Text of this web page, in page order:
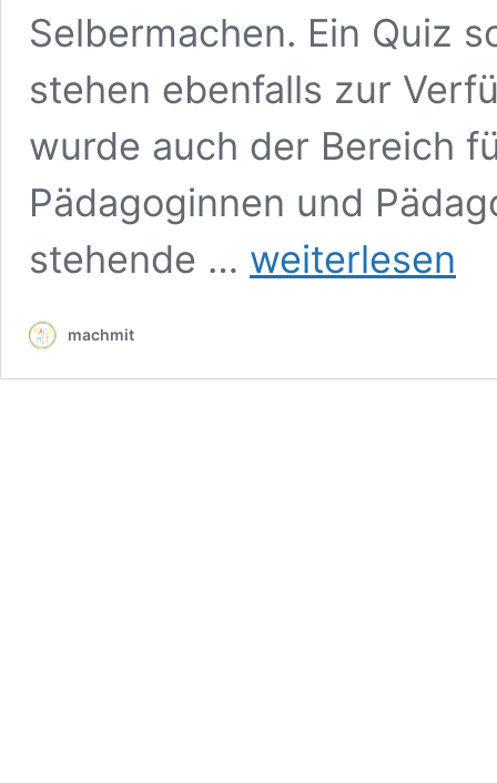
Selbermachen. Ein Quiz
stehen ebenfalls zur
wurde auch der Bereich
Pädagoginnen und
stehende …
Tiere
Wildtierfreunde
weiterlesen
machmit